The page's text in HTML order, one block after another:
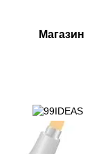
Магазин